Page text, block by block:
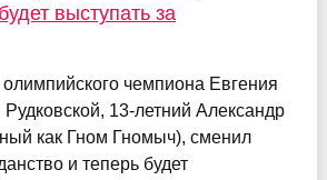
выступать за
чемпиона Евгения
13-летний Александр
как Гном Гномыч), сменил
и теперь будет